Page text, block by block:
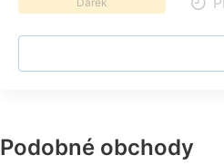
Podobné obchody